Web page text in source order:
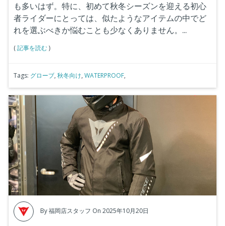
も多いはず。特に、初めて秋冬シーズンを迎える初心
者ライダーにとっては、似たようなアイテムの中でど
れを選ぶべきか悩むことも少なくありません。...
(記事を読む)
Tags: グローブ, 秋冬向け, WATERPROOF,
By福岡店スタッフ On 2025年10月20日